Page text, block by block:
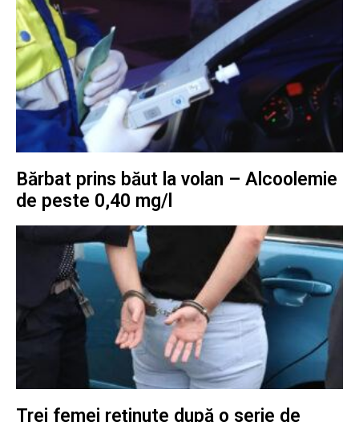
Bărbat prins băut la volan – Alcoolemie
de peste 0,40 mg/l
Trei femei reținute după o serie de